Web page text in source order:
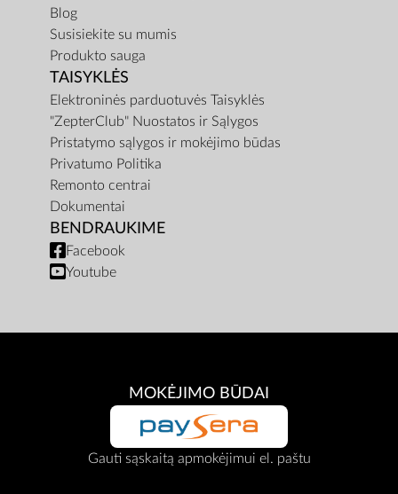
Blog
Susisiekite su mumis
Produkto sauga
TAISYKLĖS
Elektroninės parduotuvės Taisyklės
"ZepterClub" Nuostatos ir Sąlygos
Pristatymo sąlygos ir mokėjimo būdas
Privatumo Politika
Remonto centrai
Dokumentai
BENDRAUKIME
Facebook
Youtube
MOKĖJIMO BŪDAI
Gauti sąskaitą apmokėjimui el. paštu